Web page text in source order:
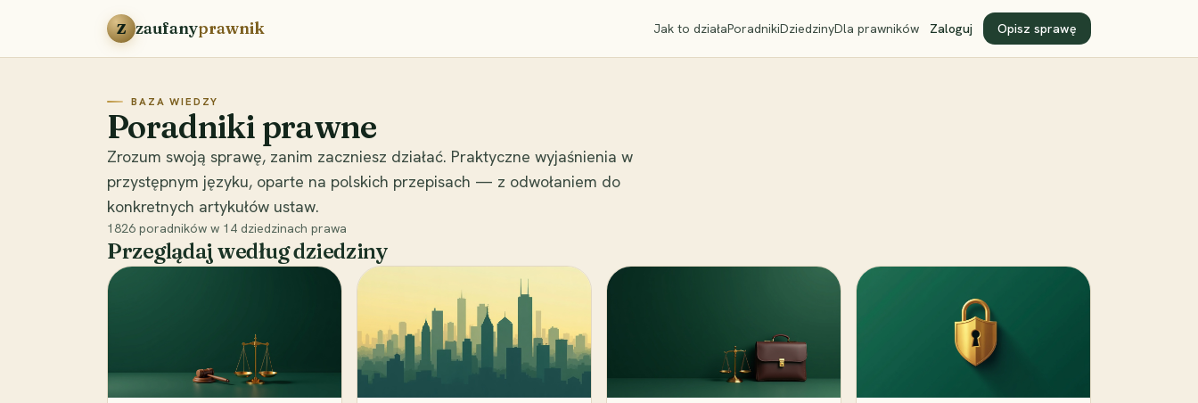
Przejdź do treści
Z zaufanyprawnik Jak to działaPoradnikiDziedzinyDla prawników Zaloguj Opisz sprawę
BAZA WIEDZY
Poradniki prawne
Zrozum swoją sprawę, zanim zaczniesz działać. Praktyczne wyjaśnienia w
przystępnym języku, oparte na polskich przepisach — z odwołaniem do
konkretnych artykułów ustaw.
1826 poradników w 14 dziedzinach prawa
Przeglądaj według dziedziny